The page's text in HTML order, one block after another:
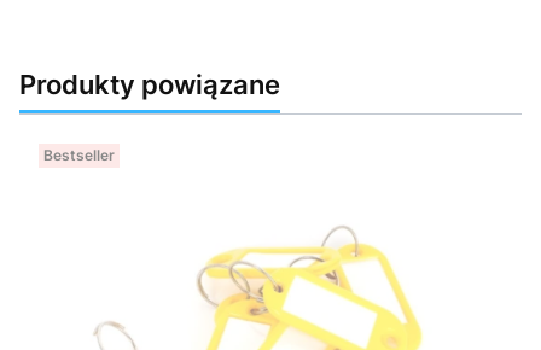
Produkty powiązane
Bestseller